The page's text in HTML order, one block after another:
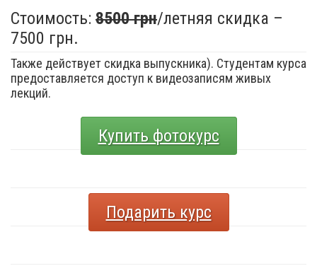
Стоимость: 8500 грн/летняя скидка –
7500 грн.
Также действует скидка выпускника). Студентам курса
предоставляется доступ к видеозаписям живых
лекций.
Купить фотокурс
Подарить курс